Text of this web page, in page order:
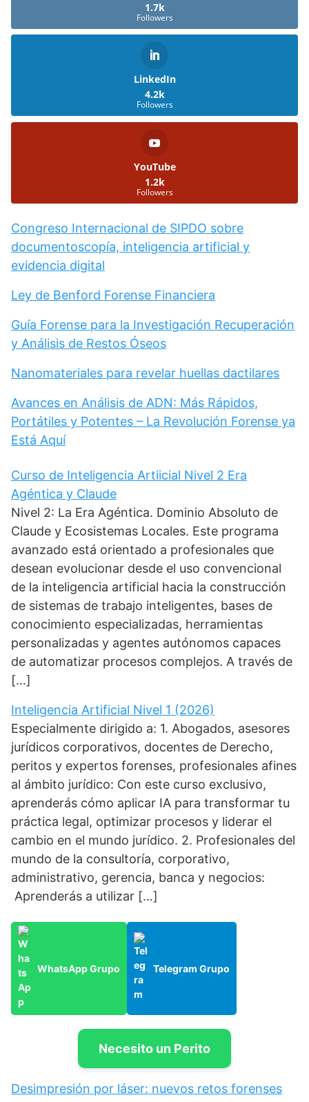
1.7k
Followers
LinkedIn
4.2k
Followers
YouTube
1.2k
Followers
Congreso Internacional de SIPDO sobre
documentoscopía, inteligencia artificial y
evidencia digital
Ley de Benford Forense Financiera
Guía Forense para la Investigación Recuperación
y Análisis de Restos Óseos
Nanomateriales para revelar huellas dactilares
Avances en Análisis de ADN: Más Rápidos,
Portátiles y Potentes – La Revolución Forense ya
Está Aquí
Curso de Inteligencia Artiicial Nivel 2 Era
Agéntica y Claude
Nivel 2: La Era Agéntica. Dominio Absoluto de
Claude y Ecosistemas Locales. Este programa
avanzado está orientado a profesionales que
desean evolucionar desde el uso convencional
de la inteligencia artificial hacia la construcción
de sistemas de trabajo inteligentes, bases de
conocimiento especializadas, herramientas
personalizadas y agentes autónomos capaces
de automatizar procesos complejos. A través de
[…]
Inteligencia Artificial Nivel 1 (2026)
Especialmente dirigido a: 1. Abogados, asesores
jurídicos corporativos, docentes de Derecho,
peritos y expertos forenses, profesionales afines
al ámbito jurídico: Con este curso exclusivo,
aprenderás cómo aplicar IA para transformar tu
práctica legal, optimizar procesos y liderar el
cambio en el mundo jurídico. 2. Profesionales del
mundo de la consultoría, corporativo,
administrativo, gerencia, banca y negocios:
Aprenderás a utilizar […]
WhatsApp Grupo Telegram Grupo
Necesito un Perito
Desimpresión por láser: nuevos retos forenses